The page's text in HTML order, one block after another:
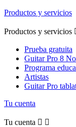
Productos y servicios
Productos y servicios
Prueba gratuita
Guitar Pro 8
Programa
Artistas
Guitar Pro
Tu cuenta
Tu cuenta  